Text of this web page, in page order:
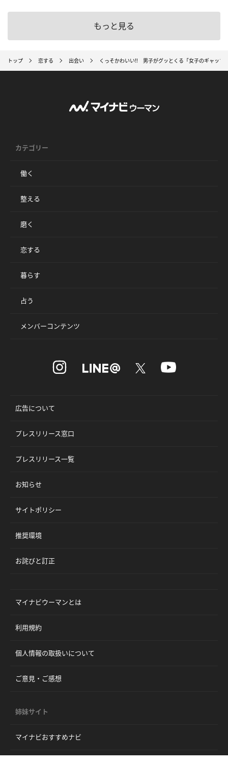
もっと見る
トップ 恋する 出会い くっそかわいい!! 男子がグッとくる「女子のギャップ
カテゴリー
働く
整える
磨く
恋する
暮らす
占う
メンバーコンテンツ
広告について
プレスリリース窓口
プレスリリース一覧
お知らせ
サイトポリシー
推奨環境
お詫びと訂正
マイナビウーマンとは
利用規約
個人情報の取扱いについて
ご意見・ご感想
姉妹サイト
マイナビおすすめナビ